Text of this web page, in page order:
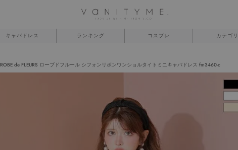
キャバドレス ランキング コスプレ カテゴリ
ROBE de FLEURS ローブドフルール シフォンリボンワンショルタイトミニキャバドレス fm3460-c